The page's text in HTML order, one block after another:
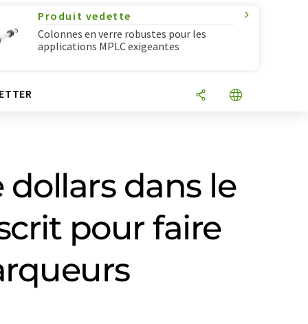
Produit vedette
Colonnes en verre robustes pour les
applications MPLC exigeantes
dollars dans le
pour faire